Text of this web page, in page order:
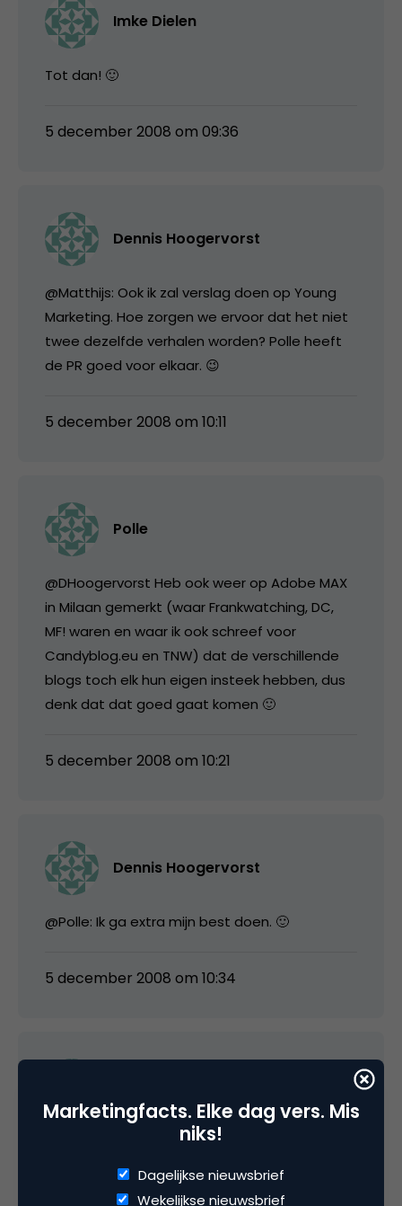
Imke Dielen
Tot dan! 🙂
5 december 2008 om 09:36
Dennis Hoogervorst
@Matthijs: Ook ik zal verslag doen op Young
Marketing. Hoe zorgen we ervoor dat het niet
twee dezelfde verhalen worden? Polle heeft
de PR goed voor elkaar. 😉
5 december 2008 om 10:11
Polle
@DHoogervorst Heb ook weer op Adobe MAX
in Milaan gemerkt (waar Frankwatching, DC,
MF! waren en waar ik ook schreef voor
Candyblog.eu en TNW) dat de verschillende
blogs toch elk hun eigen insteek hebben, dus
denk dat dat goed gaat komen 🙂
5 december 2008 om 10:21
Dennis Hoogervorst
@Polle: Ik ga extra mijn best doen. 🙂
5 december 2008 om 10:34
Top, is deze presentatie ook te downloaden?
5 december 2008 om 10:34
Marketingfacts. Elke dag vers. Mis
niks!
Dagelijkse nieuwsbrief
Wekelijkse nieuwsbrief